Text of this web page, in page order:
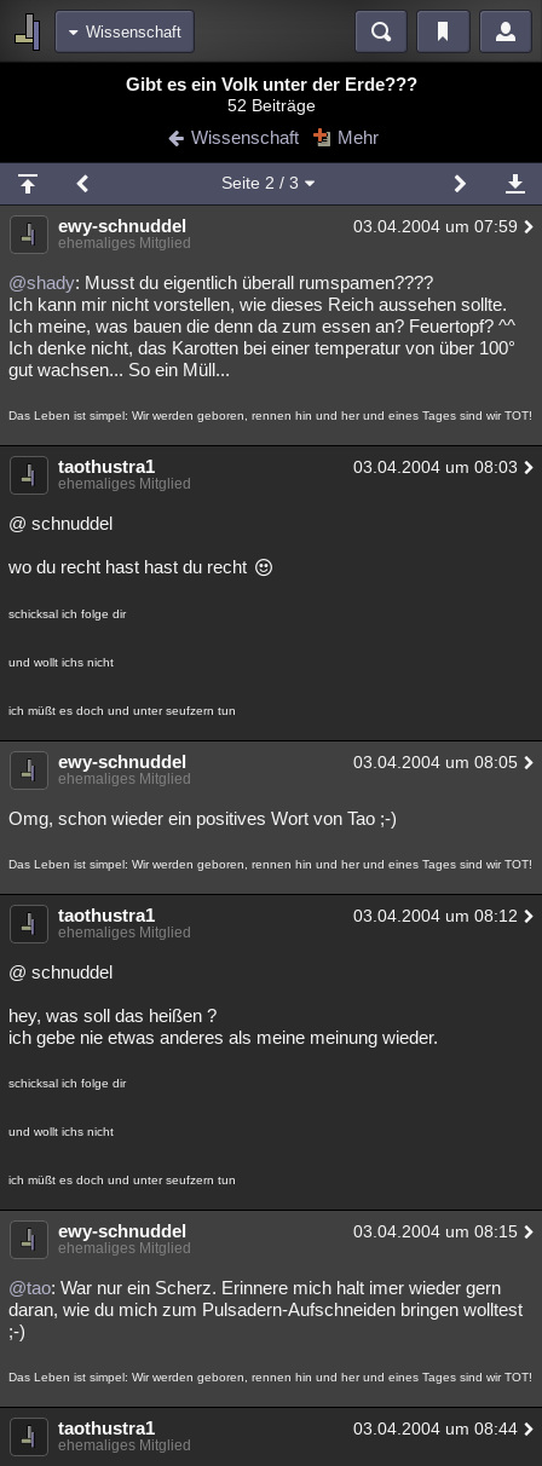
Wissenschaft
Blogs
Chat Wiki Neuigkeiten
meine Rubriken
Menschen Wissenschaft Mystery Kriminalfälle
Spiritualität Verschwörungen Technologie Ufologie
Natur Umfragen Unterhaltung
weitere Rubriken
Astronomie Helpdesk Gruppen Gaming Filme
Musik Clash Verbesserungen
Übersichten
Besucht Teilgenommen Alle
Lesenswert
Gibt es ein Volk unter der Erde???
52 Beiträge
Wissenschaft Mehr
Seite 2 / 3
ewy-schnuddel 03.04.2004 um 07:59
ehemaliges Mitglied
@shady: Musst du eigentlich überall rumspamen????
Ich kann mir nicht vorstellen, wie dieses Reich aussehen sollte.
Ich meine, was bauen die denn da zum essen an? Feuertopf? ^^
Ich denke nicht, das Karotten bei einer temperatur von über 100°
gut wachsen... So ein Müll...
Das Leben ist simpel: Wir werden geboren, rennen hin und her und eines Tages sind wir TOT!
taothustra1 03.04.2004 um 08:03
ehemaliges Mitglied
@ schnuddel
wo du recht hast hast du recht
schicksal ich folge dir
und wollt ichs nicht
ich müßt es doch und unter seufzern tun
ewy-schnuddel 03.04.2004 um 08:05
ehemaliges Mitglied
Omg, schon wieder ein positives Wort von Tao ;-)
Das Leben ist simpel: Wir werden geboren, rennen hin und her und eines Tages sind wir TOT!
taothustra1 03.04.2004 um 08:12
ehemaliges Mitglied
@ schnuddel
hey, was soll das heißen ?
ich gebe nie etwas anderes als meine meinung wieder.
schicksal ich folge dir
und wollt ichs nicht
ich müßt es doch und unter seufzern tun
ewy-schnuddel 03.04.2004 um 08:15
ehemaliges Mitglied
@tao: War nur ein Scherz. Erinnere mich halt imer wieder gern
daran, wie du mich zum Pulsadern-Aufschneiden bringen wolltest
;-)
Das Leben ist simpel: Wir werden geboren, rennen hin und her und eines Tages sind wir TOT!
taothustra1 03.04.2004 um 08:44
ehemaliges Mitglied